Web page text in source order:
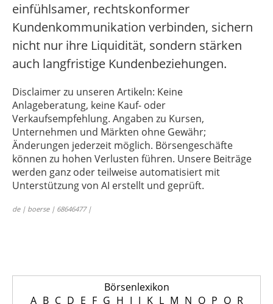
einfühlsamer, rechtskonformer
Kundenkommunikation verbinden, sichern
nicht nur ihre Liquidität, sondern stärken
auch langfristige Kundenbeziehungen.
Disclaimer zu unseren Artikeln: Keine
Anlageberatung, keine Kauf- oder
Verkaufsempfehlung. Angaben zu Kursen,
Unternehmen und Märkten ohne Gewähr;
Änderungen jederzeit möglich. Börsengeschäfte
können zu hohen Verlusten führen. Unsere Beiträge
werden ganz oder teilweise automatisiert mit
Unterstützung von AI erstellt und geprüft.
de | boerse | 68646477 |
Börsenlexikon
A B C D E F G H I J K L M N O P Q R